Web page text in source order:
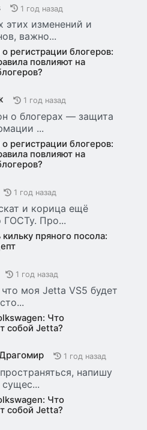
1 год назад
этих изменений и
важно...
регистрации блогеров:
повлияют на
1 год назад
о блогерах — защита
...
регистрации блогеров:
повлияют на
1 год назад
и корица ещё
ГОСТу. Про...
кильку пряного посола:
1 год назад
моя Jetta VS5 будет
Что
собой Jetta?
1 год назад
напишу
Что
собой Jetta?